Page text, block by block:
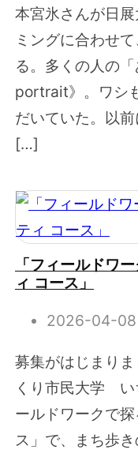
本宮氷さんが日
ミングに合わせ
る。多くの人の
portrait》。ワシ
だいていた。以
[…]
「フィールドワ
ィ コース」
2026-04-08
募集がはじまり
くり市民大学 い
ールドワークで
ス」で、まち歩